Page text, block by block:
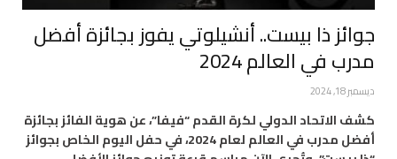
جوائز ذا بيست.. أنشيلوتي يفوز بجائزة أفضل
مدرب في العالم 2024
ديسمبر 18, 2024
كشف الاتحاد الدولي لكرة القدم “فيفا”، عن هوية الفائز بجائزة
أفضل مدرب في العالم لعام 2024، في حفل اليوم الخاص بجوائز